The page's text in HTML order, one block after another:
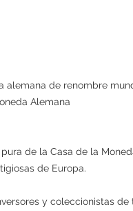
alemana de renombre
Alemana
de la Casa de la
de Europa.
y coleccionistas